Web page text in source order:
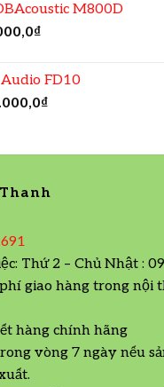
M800D
₫
Audio FD10
₫
Thứ 2 – Chủ Nhật :
giao hàng trong nội
hàng chính hãng
vòng 7 ngày nếu